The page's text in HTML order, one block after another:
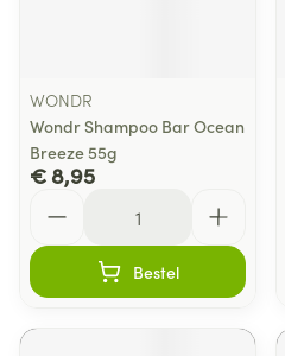
WONDR
Wondr Shampoo Bar Ocean
Breeze 55g
€ 8,95
Bestel